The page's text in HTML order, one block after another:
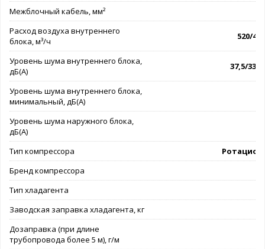
Межблочный кабель, мм²
Расход воздуха внутреннего
блока, м³/ч
520/
Уровень шума внутреннего блока,
дБ(А)
37,5/
Уровень шума внутреннего блока,
минимальный, дБ(А)
Уровень шума наружного блока,
дБ(А)
Тип компрессора
Бренд компрессора
Тип хладагента
Заводская заправка хладагента, кг
Дозаправка (при длине
трубопровода более 5 м), г/м